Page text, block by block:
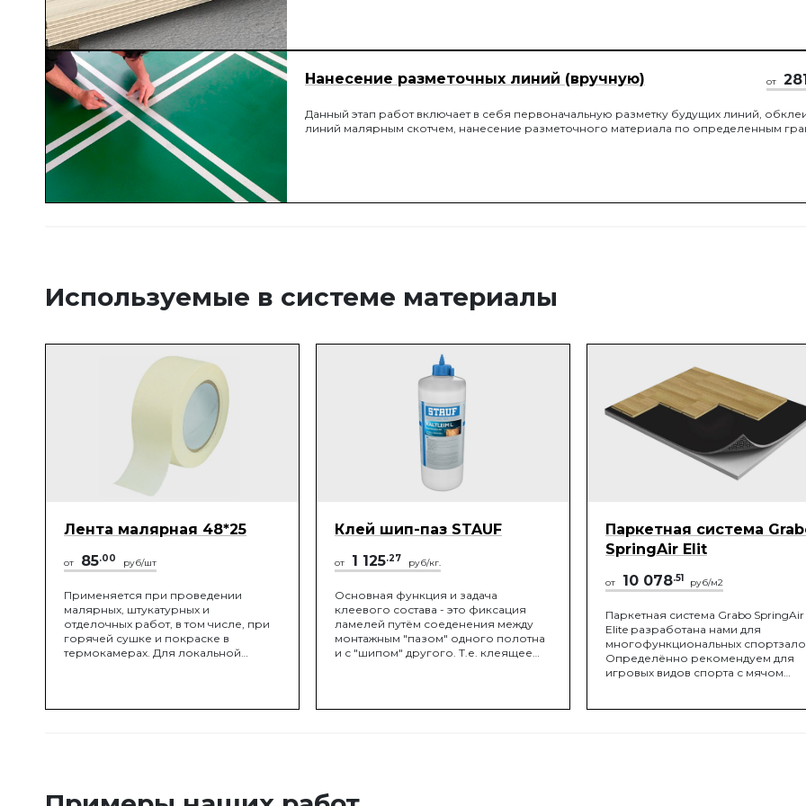
Нанесение разметочных линий (вручную) от 281
Данный этап работ включает в себя первоначальную разметку будущих линий,
линий малярным скотчем, нанесение разметочного материала по определенным
Используемые в системе материалы
Лента малярная 48*25
от 85.00 руб/шт
Применяется при проведении
малярных, штукатурных и
отделочных работ, в том числе, при
горячей сушке и покраске в
термокамерах. Для локальной
поверхностей, заклейки окон и т.д.
Клей шип-паз STAUF
от 1 125.27 руб/кг.
Основная функция и задача
клеевого состава - это фиксация
ламелей путём соеденения между
монтажным "пазом" одного полотна
и с "шипом" другого. Т.е. клеящее
не производится. Общая
Паркетная система
SpringAir Elit
от 10 078.51 руб/м2
Паркетная система Grabo SpringAir
Elite разработана нами для
многофункциональных
Определённо рекомендуем для
игровых видов спорта с мячом